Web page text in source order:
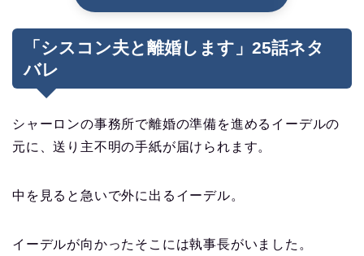
「シスコン夫と離婚します」25話ネタ
バレ
シャーロンの事務所で離婚の準備を進めるイーデルの
元に、送り主不明の手紙が届けられます。
中を見ると急いで外に出るイーデル。
イーデルが向かったそこには執事長がいました。